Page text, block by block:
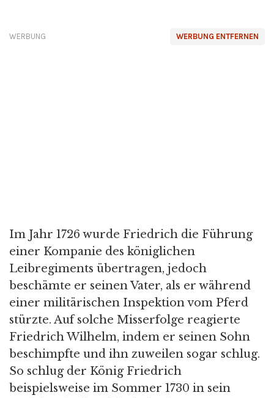
WERBUNG ENTFERNEN
WERBUNG
Im Jahr 1726 wurde Friedrich die Führung
einer Kompanie des königlichen
Leibregiments übertragen, jedoch
beschämte er seinen Vater, als er während
einer militärischen Inspektion vom Pferd
stürzte. Auf solche Misserfolge reagierte
Friedrich Wilhelm, indem er seinen Sohn
beschimpfte und ihn zuweilen sogar schlug.
So schlug der König Friedrich
beispielsweise im Sommer 1730 in sein